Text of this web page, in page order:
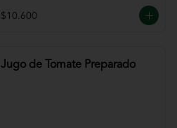
$10.600
Jugo de Tomate Preparado